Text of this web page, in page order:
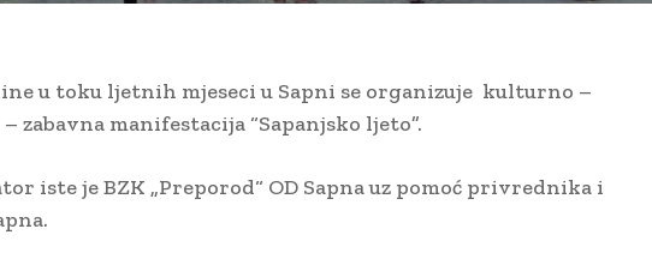
u toku ljetnih mjeseci u Sapni se organizuje kulturno –
zabavna manifestacija “Sapanjsko ljeto”.
iste je BZK „Preporod“ OD Sapna uz pomoć privrednika i